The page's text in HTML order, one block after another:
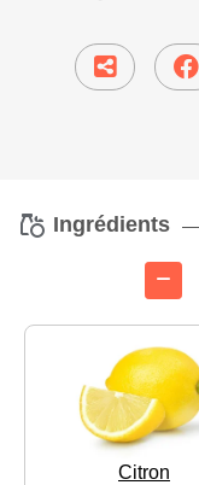
Ingrédients
Citron